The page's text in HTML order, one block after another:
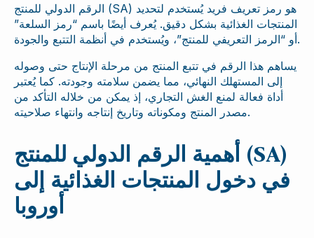
الرقم الدولي للمنتج (SA) هو رمز تعريف فريد يُستخدم لتحديد
المنتجات الغذائية بشكل دقيق. يُعرف أيضًا باسم “رمز السلعة”
أو “الرمز التعريفي للمنتج”، ويُستخدم في أنظمة التتبع والجودة.
يساهم هذا الرقم في تتبع المنتج من مرحلة الإنتاج حتى وصوله
إلى المستهلك النهائي، مما يضمن سلامته وجودته. كما يُعتبر
أداة فعالة لمنع الغش التجاري، إذ يمكن من خلاله التأكد من
مصدر المنتج ومكوناته وتاريخ إنتاجه وانتهاء صلاحيته.
أهمية الرقم الدولي للمنتج (SA)
في دخول المنتجات الغذائية إلى
أوروبا